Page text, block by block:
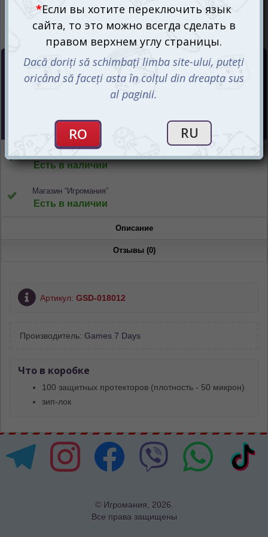
Цена :
60mdl
Интернет-магазин
Есть в наличии
Магазин “Игромания”
Есть в наличии
Описание
Отзывы (0)
Артикул: GSD-018012
Производитель: Games 7 Days
Что в коробке
100 защитных протекторов (плотность - 50 микрон)
зип-лок
© Игромания, 2026.
Все права защищены